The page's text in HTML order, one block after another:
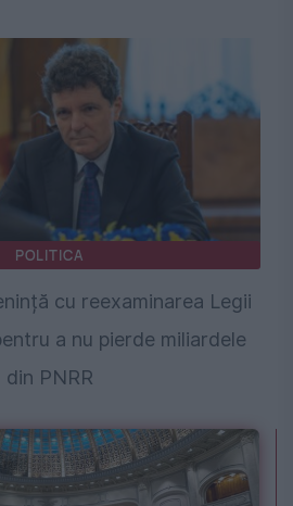
POLITICA
cu reexaminarea Legii
a nu pierde miliardele
din PNRR